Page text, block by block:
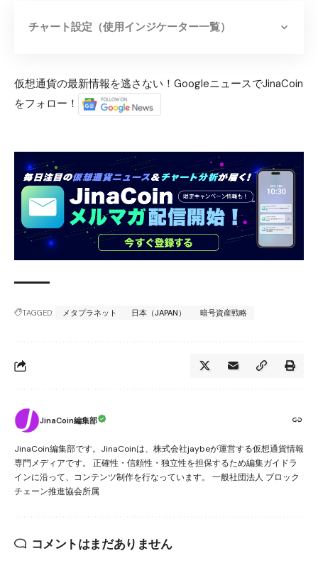
チャート設定（使用インジケーター一覧）
仮想通貨の最新情報を逃さない！GoogleニュースでJinaCoin
をフォロー！
TAGGED: メタプラネット 日本（JAPAN） 暗号資産戦略
JinaCoin編集部
JinaCoin編集部です。JinaCoinは、株式会社jaybeが運営する仮想通貨情報
専門メディアです。 正確性・信頼性・独立性を担保するため編集ガイドラ
インに沿って、コンテンツ制作を行なっています。 一般社団法人 ブロック
チェーン推進協会所属
コメントはまだありません